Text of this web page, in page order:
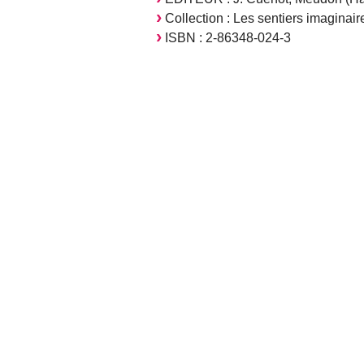
Collection : Les sentiers
ISBN : 2-86348-024-3